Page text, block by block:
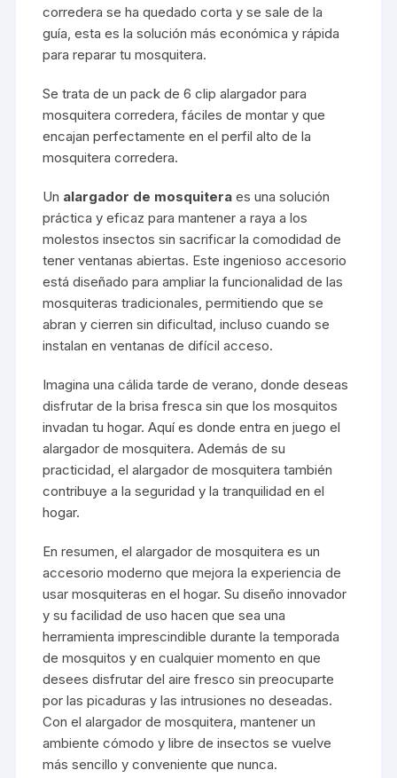
corredera se ha quedado corta y se sale de la
guía, esta es la solución más económica y rápida
para reparar tu mosquitera.
Se trata de un pack de 6 clip alargador para
mosquitera corredera, fáciles de montar y que
encajan perfectamente en el perfil alto de la
mosquitera corredera.
Un alargador de mosquitera es una solución
práctica y eficaz para mantener a raya a los
molestos insectos sin sacrificar la comodidad de
tener ventanas abiertas. Este ingenioso accesorio
está diseñado para ampliar la funcionalidad de las
mosquiteras tradicionales, permitiendo que se
abran y cierren sin dificultad, incluso cuando se
instalan en ventanas de difícil acceso.
Imagina una cálida tarde de verano, donde deseas
disfrutar de la brisa fresca sin que los mosquitos
invadan tu hogar. Aquí es donde entra en juego el
alargador de mosquitera. Además de su
practicidad, el alargador de mosquitera también
contribuye a la seguridad y la tranquilidad en el
hogar.
En resumen, el alargador de mosquitera es un
accesorio moderno que mejora la experiencia de
usar mosquiteras en el hogar. Su diseño innovador
y su facilidad de uso hacen que sea una
herramienta imprescindible durante la temporada
de mosquitos y en cualquier momento en que
desees disfrutar del aire fresco sin preocuparte
por las picaduras y las intrusiones no deseadas.
Con el alargador de mosquitera, mantener un
ambiente cómodo y libre de insectos se vuelve
más sencillo y conveniente que nunca.